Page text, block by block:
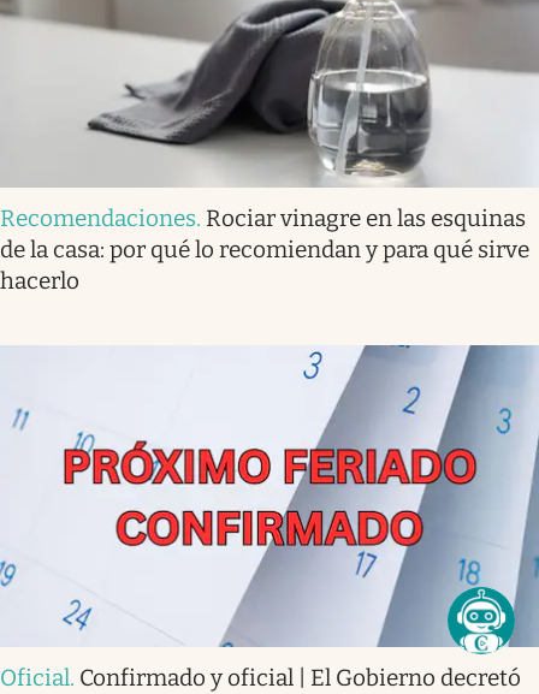
Recomendaciones. Rociar vinagre en las esquinas
de la casa: por qué lo recomiendan y para qué sirve
hacerlo
Oficial. Confirmado y oficial | El Gobierno decretó